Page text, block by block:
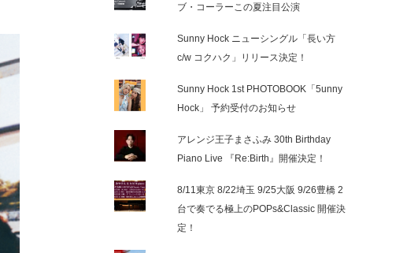
ブ・コーラーこの夏注目公演
Sunny Hock ニューシングル「長い方
c/w コクハク」リリース決定！
Sunny Hock 1st PHOTOBOOK「5unny
Hock」 予約受付のお知らせ
アレンジ王子まさふみ 30th Birthday
Piano Live 『Re:Birth』開催決定！
8/11東京 8/22埼玉 9/25大阪 9/26豊橋 2
台で奏でる極上のPOPs&Classic 開催決
定！